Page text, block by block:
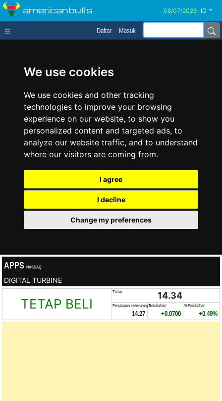
We use cookies
We use cookies and other tracking
technologies to improve your browsing
experience on our website, to show you
personalized content and targeted ads, to
analyze our website traffic, and to understand
where our visitors are coming from.
I agree
I decline
Change my preferences
americanbulls ID
Daftar Masuk
APPS NASDAQ
DIGITAL TURBINE
TETAP BELI
Tutup 14.34
Penutupan sebelumnya
14.27
Perubahan
+0.0700
%Perubahan
+0.49%